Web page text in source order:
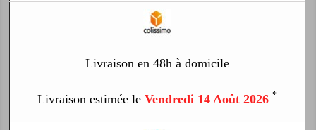
Livraison en 48h à domicile
Livraison estimée le Vendredi 14 Août 2026 *